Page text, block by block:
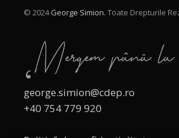
© 2024George Simion. Toate Drepturile
george.simion@cdep.ro
+40 754 779 920